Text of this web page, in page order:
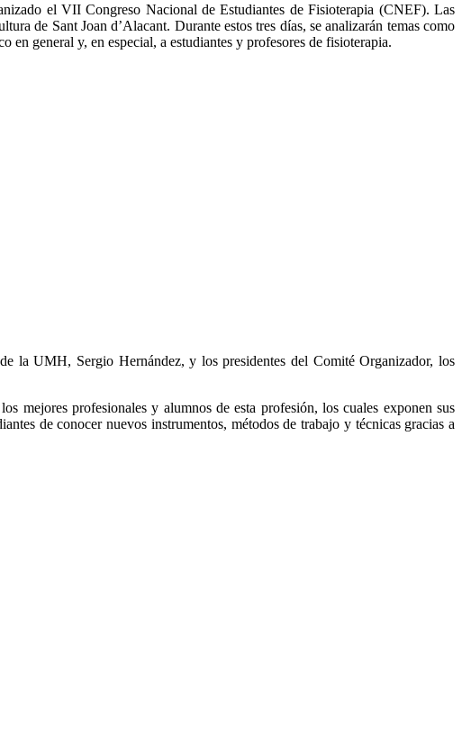
el VII Congreso Nacional de Estudiantes de Fisioterapia (CNEF). Las
de Sant Joan d’Alacant. Durante estos tres días, se analizarán temas como
general y, en especial, a estudiantes y profesores de fisioterapia.
la UMH, Sergio Hernández, y los presidentes del Comité Organizador, los
mejores profesionales y alumnos de esta profesión, los cuales exponen sus
de conocer nuevos instrumentos, métodos de trabajo y técnicas gracias a